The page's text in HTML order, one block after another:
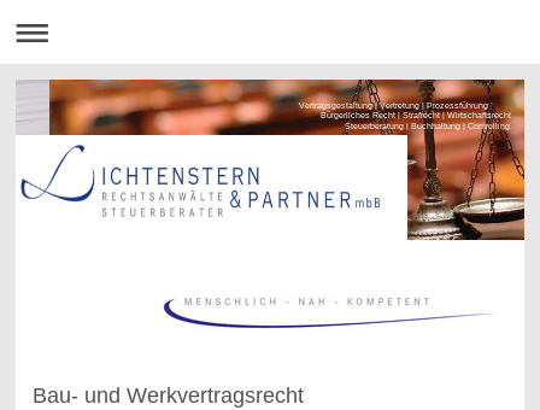
Vertragsgestaltung | Vertretung | Prozessführung
Bürgerliches Recht | Strafrecht | Wirtschaftsrecht
Steuerberatung | Buchhaltung | Controlling
Bau- und Werkvertragsrecht